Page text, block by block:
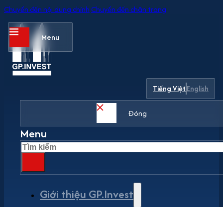
Chuyển đến nội dung chính Chuyển đến chân trang
Menu
Tiếng ViệtEnglish
Đóng
Menu
Tìm
kiếm
Giới thiệu GP.Invest